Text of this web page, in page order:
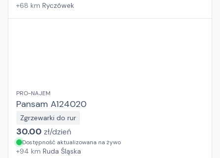
+68 km Ryczówek
PRO-NAJEM
Pansam A124020
Zgrzewarki do rur
30.00 zł/dzień
Dostępność aktualizowana na żywo
+94 km Ruda Śląska